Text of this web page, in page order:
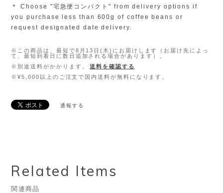
＊ Choose "宅急便コンパクト" from delivery options if
you purchase less than 600g of coffee beans or
request designated date delivery.
※この商品は、最短で8月13日(木)にお届けします（お届け先によっ
て、最短到着日に数日追加される場合があります）。
※別途送料がかかります。
送料を確認する
※¥5,000以上のご注文で国内送料が無料になります。
通報する
Related Items
関連商品